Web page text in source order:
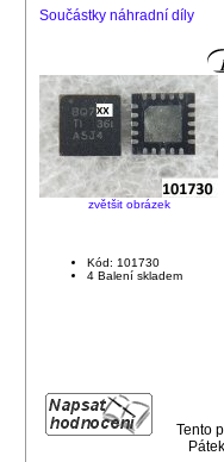
Součástky náhradní díly
zvětšit obrázek
Kód: 101730
4 Balení skladem
Tento